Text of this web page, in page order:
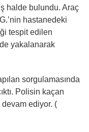
halde bulundu. Araç
hastanedeki
tespit edilen
yakalanarak
sorgulamasında
Polisin kaçan
ediyor. (